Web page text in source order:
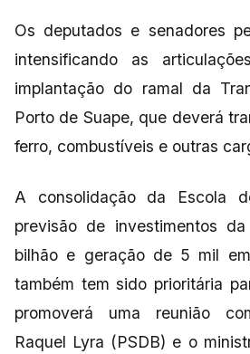
Os deputados e senadores
intensificando as
implantação do ramal da
Porto de Suape, que deverá
ferro, combustíveis e outras
A consolidação da Escola
previsão de investimentos
bilhão e geração de 5 mil
também tem sido prioritária
promoverá uma reunião
Raquel Lyra (PSDB) e o